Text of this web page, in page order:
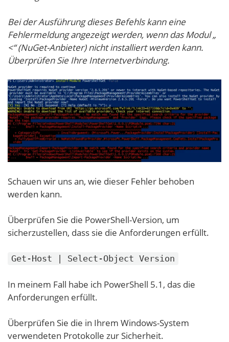
Bei der Ausführung dieses Befehls kann eine
Fehlermeldung angezeigt werden, wenn das Modul „
<“ (NuGet-Anbieter) nicht installiert werden kann.
Überprüfen Sie Ihre Internetverbindung.
Schauen wir uns an, wie dieser Fehler behoben
werden kann.
Überprüfen Sie die PowerShell-Version, um
sicherzustellen, dass sie die Anforderungen erfüllt.
Get-Host | Select-Object Version
In meinem Fall habe ich PowerShell 5.1, das die
Anforderungen erfüllt.
Überprüfen Sie die in Ihrem Windows-System
verwendeten Protokolle zur Sicherheit.